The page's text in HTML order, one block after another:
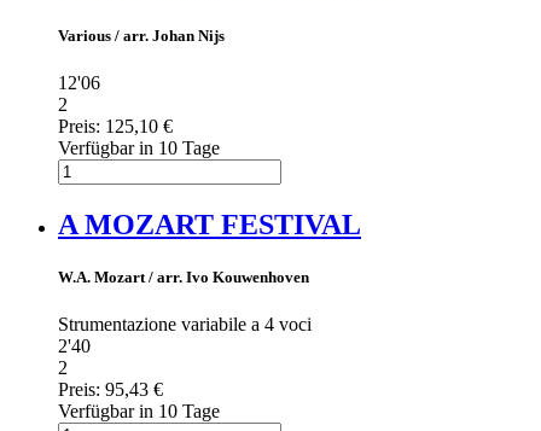
Various / arr. Johan Nijs
12'06
2
Preis: 125,10 €
Verfügbar in 10 Tage
A MOZART FESTIVAL
W.A. Mozart / arr. Ivo Kouwenhoven
Strumentazione variabile a 4 voci
2'40
2
Preis: 95,43 €
Verfügbar in 10 Tage